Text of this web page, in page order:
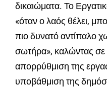
δικαιώματα. Το
«όταν ο λαός θέλει,
πιο δυνατό αντίπαλο
σωτήρα», καλώντας σε
απορρύθμιση της
υποβάθμιση της